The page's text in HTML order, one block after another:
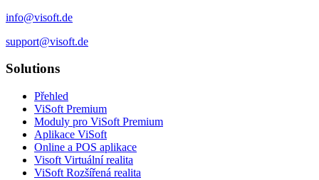
info@visoft.de
support@visoft.de
Solutions
Přehled
ViSoft Premium
Moduly pro ViSoft Premium
Aplikace ViSoft
Online a POS aplikace
Visoft Virtuální realita
ViSoft Rozšířená realita